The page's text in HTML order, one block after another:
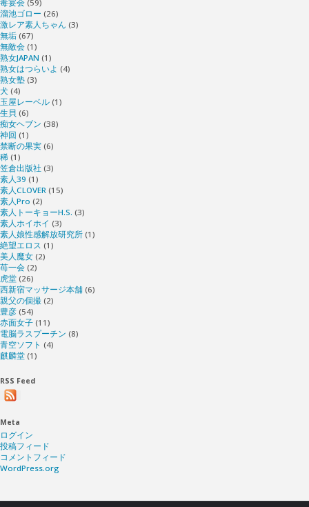
毒宴会 (59)
溜池ゴロー (26)
激レア素人ちゃん (3)
無垢 (67)
無敵会 (1)
熟女JAPAN (1)
熟女はつらいよ (4)
熟女塾 (3)
犬 (4)
玉屋レーベル (1)
生貝 (6)
痴女ヘブン (38)
神回 (1)
禁断の果実 (6)
稀 (1)
笠倉出版社 (3)
素人39 (1)
素人CLOVER (15)
素人Pro (2)
素人トーキョーH.S. (3)
素人ホイホイ (3)
素人娘性感解放研究所 (1)
絶望エロス (1)
美人魔女 (2)
苺一会 (2)
虎堂 (26)
西新宿マッサージ本舗 (6)
親父の個撮 (2)
豊彦 (54)
赤面女子 (11)
電脳ラスプーチン (8)
青空ソフト (4)
麒麟堂 (1)
RSS Feed
Meta
ログイン
投稿フィード
コメントフィード
WordPress.org